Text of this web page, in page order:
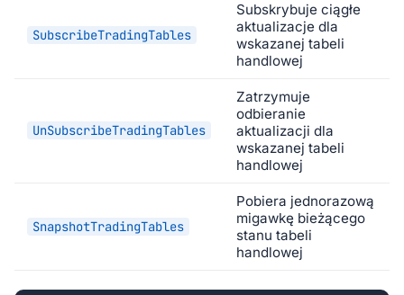
SubscribeTradingTables
Subskrybuje ciągłe
aktualizacje dla
wskazanej tabeli
handlowej
UnSubscribeTradingTables
Zatrzymuje
odbieranie
aktualizacji dla
wskazanej tabeli
handlowej
SnapshotTradingTables
Pobiera jednorazową
migawkę bieżącego
stanu tabeli
handlowej